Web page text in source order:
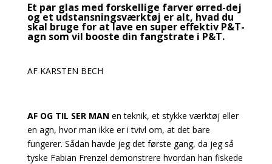
Et par glas med forskellige farver ørred-dej
og et udstansningsværktøj er alt, hvad du
skal bruge for at lave en super effektiv P&T-
agn som vil booste din fangstrate i P&T.
AF KARSTEN BECH
AF OG TIL SER MAN en teknik, et stykke værktøj eller
en agn, hvor man ikke er i tvivl om, at det bare
fungerer. Sådan havde jeg det første gang, da jeg så
tyske Fabian Frenzel demonstrere hvordan han fiskede